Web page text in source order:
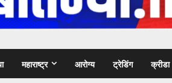
महाराष्ट्र आरोग्य ट्रेडिंग क्रीडा